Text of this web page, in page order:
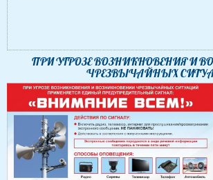
ПРИ УГРОЗЕ ВОЗНИКНОВЕНИЯ И
ЧРЕЗВЫЧАЙНЫХ